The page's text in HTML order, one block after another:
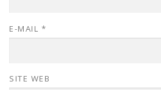
E-MAIL *
SITE WEB